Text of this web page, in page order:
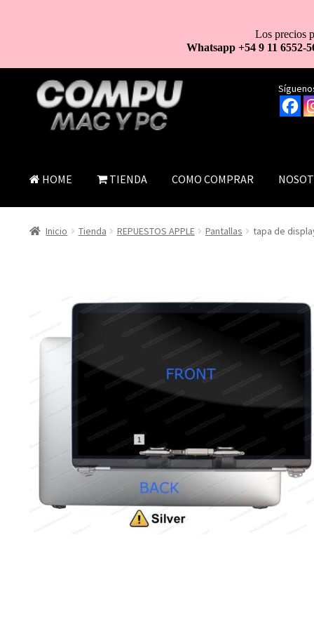
navegación
al
contenido
HOME TIENDA COMO COMPRAR
Inicio Tienda REPUESTOS APPLE Pantallas tapa de
Los precios
Whatsapp +54 9 11 6552-